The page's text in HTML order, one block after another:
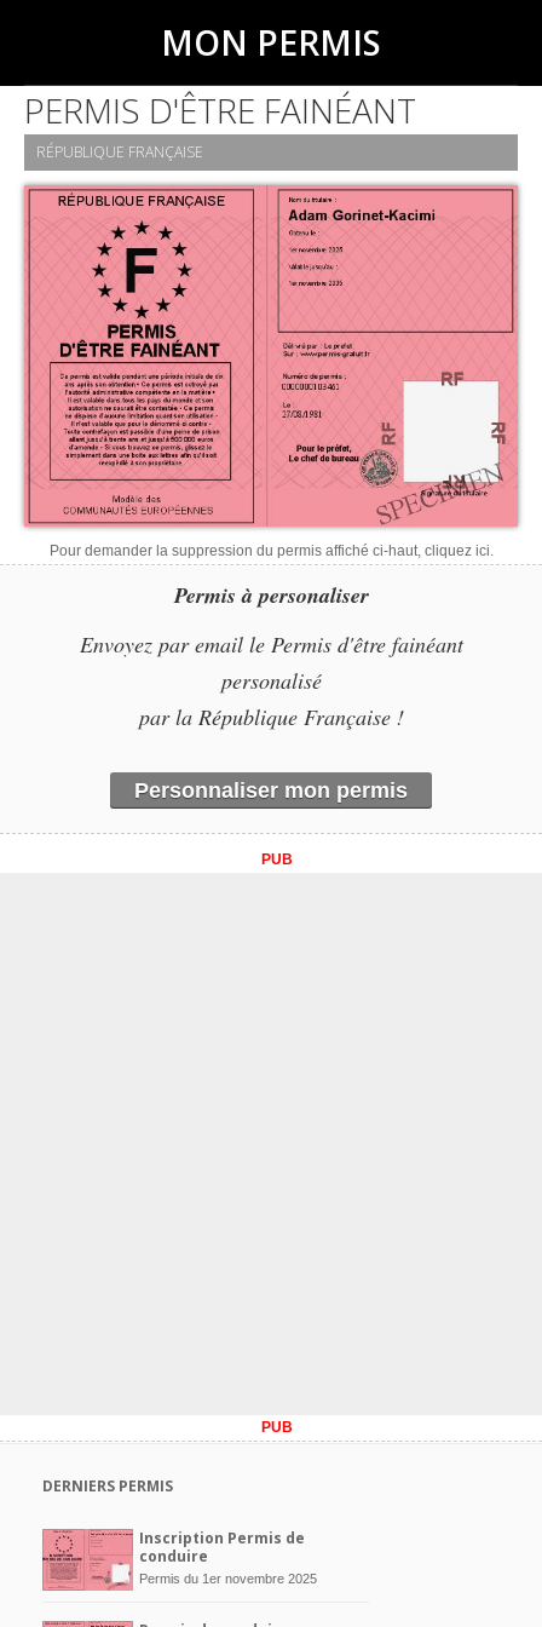
MON PERMIS
PERMIS D'ÊTRE FAINÉANT
RÉPUBLIQUE FRANÇAISE
Pour demander la suppression du permis affiché ci-haut, cliquez ici.
Permis à personaliser
Envoyez par email le Permis d'être fainéant
personalisé
par la République Française !
Personnaliser mon permis
PUB
PUB
DERNIERS PERMIS
Inscription Permis de
conduire
Permis du 1er novembre 2025